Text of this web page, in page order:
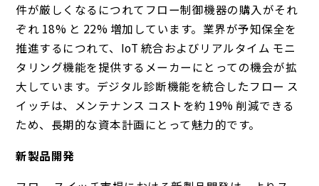
件が厳しくなるにつれてフロー制御機器の購入がそれ
ぞれ 18% と 22% 増加しています。業界が予知保全を
推進するにつれて、IoT 統合およびリアルタイム モニ
タリング機能を提供するメーカーにとっての機会が拡
大しています。デジタル診断機能を統合したフロー ス
イッチは、メンテナンス コストを約 19% 削減できる
ため、長期的な資本計画にとって魅力的です。
新製品開発